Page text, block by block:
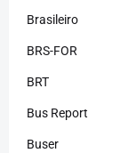
Brasileiro
BRS-FOR
BRT
Bus Report
Buser